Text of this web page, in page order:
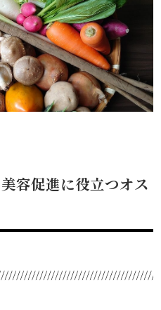
容促進に役立つオス